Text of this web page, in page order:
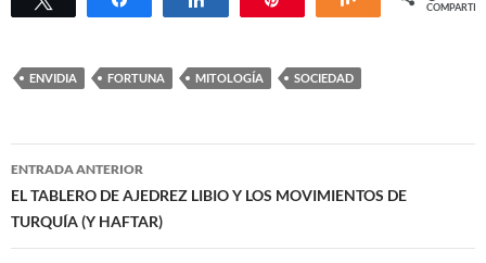
COMPARTIR
ENVIDIA FORTUNA MITOLOGÍA SOCIEDAD
Navegación
de
entradas
ENTRADA ANTERIOR
EL TABLERO DE AJEDREZ LIBIO Y LOS MOVIMIENTOS DE
TURQUÍA (Y HAFTAR)